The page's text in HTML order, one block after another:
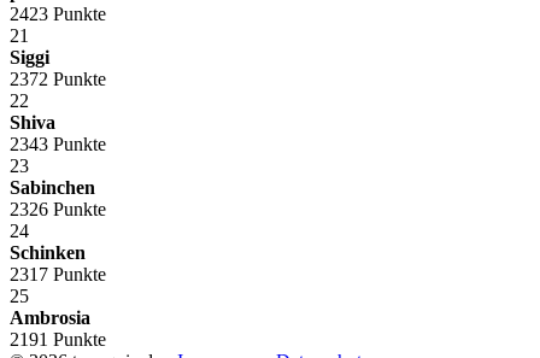
2423 Punkte
21
Siggi
2372 Punkte
22
Shiva
2343 Punkte
23
Sabinchen
2326 Punkte
24
Schinken
2317 Punkte
25
Ambrosia
2191 Punkte